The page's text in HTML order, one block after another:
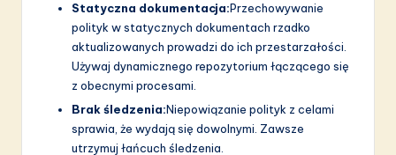
Statyczna dokumentacja:Przechowywanie
polityk w statycznych dokumentach rzadko
aktualizowanych prowadzi do ich przestarzałości.
Używaj dynamicznego repozytorium łączącego się
z obecnymi procesami.
Brak śledzenia:Niepowiązanie polityk z celami
sprawia, że wydają się dowolnymi. Zawsze
utrzymuj łańcuch śledzenia.